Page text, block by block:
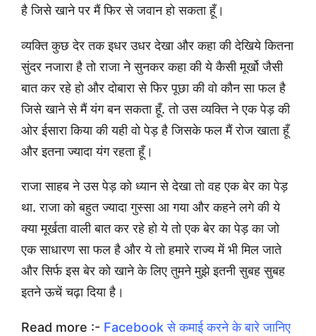
है जिसे खाने पर मैं फिर से जवान हो सकता हूँ।
व्यक्ति कुछ देर तक इधर उधर देखा और कहा की देखिये कितना
सुंदर नजारा है तो राजा ने सुनकर कहा की ये कैसी मूर्खो जैसी
बात कर रहे हो और दोबारा से फिर पूछा की वो कौन सा फल है
जिसे खाने से मैं यंग बन सकता हूँ. तो उस व्यक्ति ने एक पेड़ की
ओर ईसारा किया की यही वो पेड़ है जिसके फल मैं रोज खाता हूँ
और इतना ज्यादा यंग रहता हूँ।
राजा साहब ने उस पेड़ को ध्यान से देखा तो वह एक बेर का पेड़
था. राजा को बहुत ज्यादा गुस्सा आ गया और कहने लगे की ये
क्या मूर्खता वाली बात कर रहे हो ये तो एक बेर का पेड़ का जो
एक साधारण सा फल है और ये तो हमारे राज्य में भी मिल जाते
और सिर्फ इस बेर को खाने के लिए तुमने मुझे इतनी सुबह सुबह
इतने ऊचें चढ़ा दिया है।
Read more :- Facebook से कमाई करने के बारे जानिए